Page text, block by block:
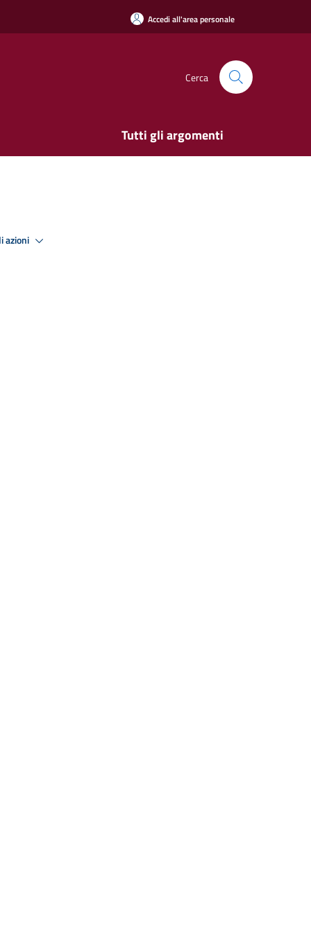
Accedi all'area personale
Cerca
Tutti gli argomenti
azioni